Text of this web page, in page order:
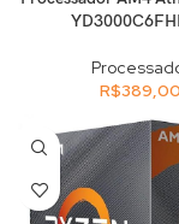
R$389,00